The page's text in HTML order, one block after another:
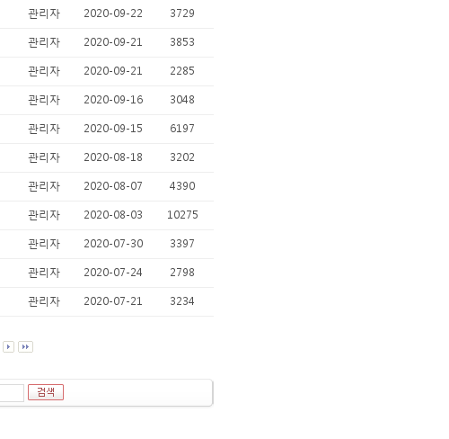
관리자 2020-09-22 3729
관리자 2020-09-21 3853
관리자 2020-09-21 2285
관리자 2020-09-16 3048
관리자 2020-09-15 6197
관리자 2020-08-18 3202
관리자 2020-08-07 4390
관리자 2020-08-03 10275
관리자 2020-07-30 3397
관리자 2020-07-24 2798
관리자 2020-07-21 3234